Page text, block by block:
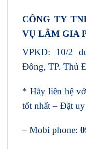
CÔNG TY
VỤ LÂM GIA
VPKD: 10/2
Đông, TP. Thủ
* Hãy liên hệ
tốt nhất – Đặt
– Mobi phone: